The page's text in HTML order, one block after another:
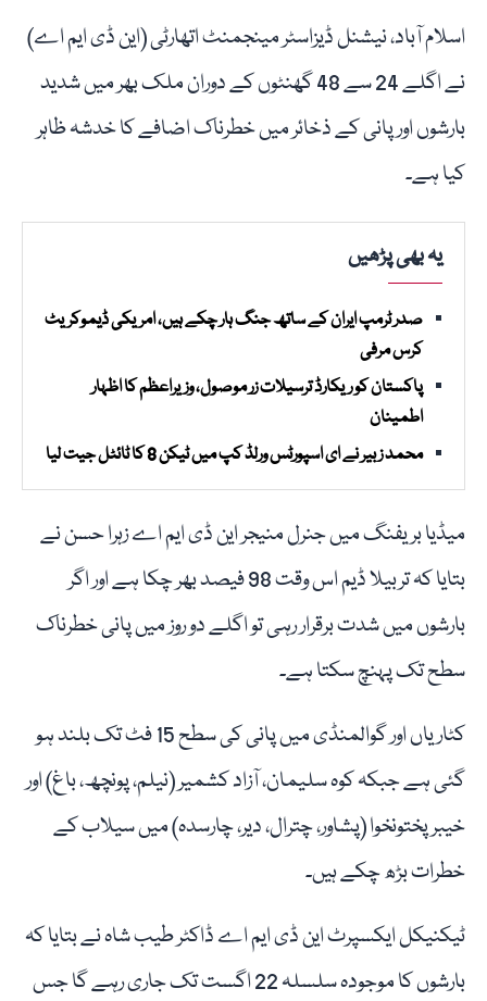
اسلام آباد، نیشنل ڈیزاسٹر مینجمنٹ اتھارٹی (این ڈی ایم اے)
نے اگلے 24 سے 48 گھنٹوں کے دوران ملک بھر میں شدید
بارشوں اور پانی کے ذخائر میں خطرناک اضافے کا خدشہ ظاہر
کیا ہے۔
یہ بھی پڑھیں
صدر ٹرمپ ایران کے ساتھ جنگ ہار چکے ہیں، امریکی ڈیموکریٹ
کرس مرفی
پاکستان کو ریکارڈ ترسیلات زر موصول، وزیراعظم کا اظہار
اطمینان
محمد زبیر نے ای اسپورٹس ورلڈ کپ میں ٹیکن 8 کا ٹائٹل جیت لیا
میڈیا بریفنگ میں جنرل منیجر این ڈی ایم اے زہرا حسن نے
بتایا کہ تربیلا ڈیم اس وقت 98 فیصد بھر چکا ہے اور اگر
بارشوں میں شدت برقرار رہی تو اگلے دو روز میں پانی خطرناک
سطح تک پہنچ سکتا ہے۔
کٹاریاں اور گوالمنڈی میں پانی کی سطح 15 فٹ تک بلند ہو
گئی ہے جبکہ کوہ سلیمان، آزاد کشمیر (نیلم، پونچھ، باغ) اور
خیبرپختونخوا (پشاور، چترال، دیر، چارسدہ) میں سیلاب کے
خطرات بڑھ چکے ہیں۔
ٹیکنیکل ایکسپرٹ این ڈی ایم اے ڈاکٹر طیب شاہ نے بتایا کہ
بارشوں کا موجودہ سلسلہ 22 اگست تک جاری رہے گا جس